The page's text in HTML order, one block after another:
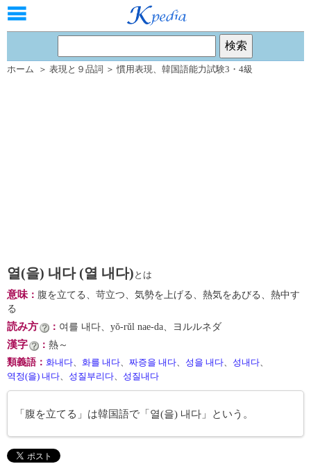
ホーム ＞ 表現と９品詞 ＞ 慣用表現、 韓国語能力試験3・4級
열(을) 내다 (열 내다) とは
意味： 腹を立てる、苛立つ、気勢を上げる、熱気をあびる、熱中す
る
読み方 ： 여를 내다、yŏ-rŭl nae-da、ヨルルネダ
漢字 ： 熱～
類義語 ： 화내다、 화를 내다、 짜증을 내다、 성을 내다、 성내다、
역정(을) 내다、 성질부리다、 성질내다
「腹を立てる」は韓国語で「열(을) 내다」という。